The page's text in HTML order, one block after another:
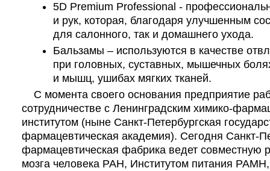
5D Premium Professional -
и рук, которая, благодаря улучшенным
для салонного, так и домашнего ухода.
Бальзамы – используются в качестве
при головных, суставных, мышечных
и мышц, ушибах мягких тканей.
С момента своего основания предприятие
сотрудничестве с Ленинградским химико-
институтом (ныне Санкт-Петербургская
фармацевтическая академия). Сегодня Санкт-
фармацевтическая фабрика ведет совместную
мозга человека РАН, Институтом питания